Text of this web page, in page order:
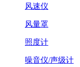
风速仪
风量罩
照度计
噪音仪/声级计